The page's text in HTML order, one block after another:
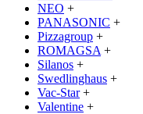
NEO +
PANASONIC +
Pizzagroup +
ROMAGSA +
Silanos +
Swedlinghaus +
Vac-Star +
Valentine +